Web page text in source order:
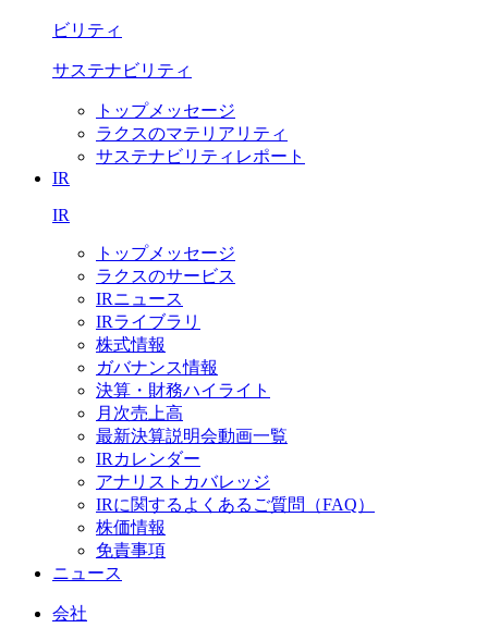
ビリティ
サステナビリティ
トップメッセージ
ラクスのマテリアリティ
サステナビリティレポート
IR
IR
トップメッセージ
ラクスのサービス
IRニュース
IRライブラリ
株式情報
ガバナンス情報
決算・財務ハイライト
月次売上高
最新決算説明会動画一覧
IRカレンダー
アナリストカバレッジ
IRに関するよくあるご質問（FAQ）
株価情報
免責事項
ニュース
会社